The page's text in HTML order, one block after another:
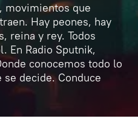
movimientos que
Hay peones, hay
reina y rey. Todos
En Radio Sputnik,
conocemos todo lo
decide. Conduce